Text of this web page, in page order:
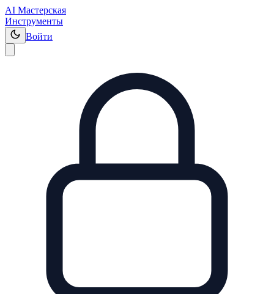
AI Мастерская
Инструменты
Войти